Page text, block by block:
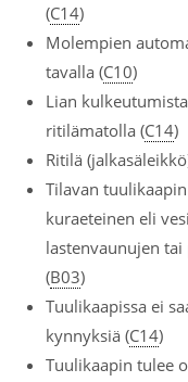
(C14)
Molempien
tavalla (C10)
Lian
ritilämatolla (C14)
Ritilä
Tilavan
kuraeteinen eli
lastenvaunujen
(B03)
Tuulikaapissa ei
kynnyksiä (C14)
Tuulikaapin tulee